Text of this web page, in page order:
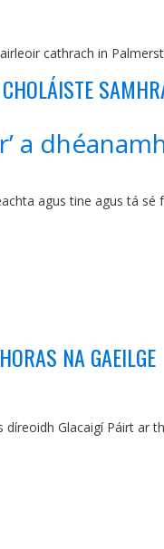
cathrach in
a
agus tine agus tá sé
NA GAEILGE
Glacaigí Páirt ar